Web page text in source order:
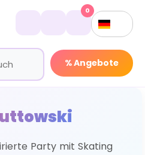
% Angebote
0
Party mit Skating